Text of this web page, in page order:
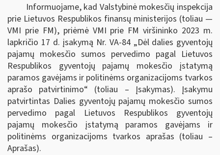
Informuojame, kad Valstybinė mokesčių inspekcija
prie Lietuvos Respublikos finansų ministerijos (toliau —
VMI prie FM), priėmė VMI prie FM viršininko 2023 m.
lapkričio 17 d. įsakymą Nr. VA-84 „Dėl dalies gyventojų
pajamų mokesčio sumos pervedimo pagal Lietuvos
Respublikos gyventojų pajamų mokesčio įstatymą
paramos gavėjams ir politinėms organizacijoms tvarkos
aprašo patvirtinimo“ (toliau – Įsakymas). Įsakymu
patvirtintas Dalies gyventojų pajamų mokesčio sumos
pervedimo pagal Lietuvos Respublikos gyventojų
pajamų mokesčio įstatymą paramos gavėjams ir
politinėms organizacijoms tvarkos aprašas (toliau –
Aprašas).